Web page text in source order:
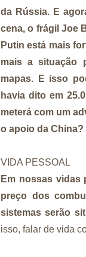
da Rússia. E
cena, o frágil Joe
Putin está mais
mais a situação
mapas. E isso
havia dito em
meterá com um
o apoio da China?
VIDA PESSOAL
Em nossas vidas
preço dos
sistemas serão
isso, falar de vida